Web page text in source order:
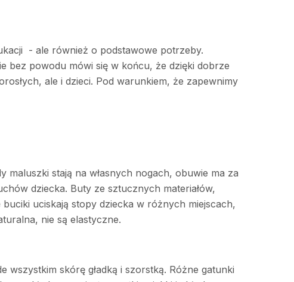
- ale również o podstawowe potrzeby.
bez powodu mówi się w końcu, że dzięki dobrze
ale i dzieci. Pod warunkiem, że zapewnimy
maluszki stają na własnych nogach, obuwie ma za
dziecka. Buty ze sztucznych materiałów,
uciskają stopy dziecka w różnych miejscach,
nie są elastyczne.
wszystkim skórę gładką i szorstką. Różne gatunki